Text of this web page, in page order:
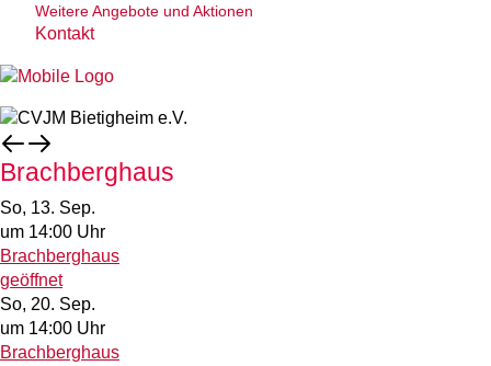
Weitere Angebote und Aktionen
Kontakt
Brachberghaus
So, 13. Sep.
um 14:00 Uhr
Brachberghaus
geöffnet
So, 20. Sep.
um 14:00 Uhr
Brachberghaus